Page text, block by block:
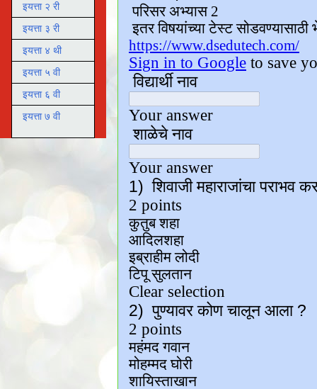
इयत्ता २ री
इयत्ता ३ री
इयत्ता ४ थी
इयत्ता ५ वी
इयत्ता ६ वी
इयत्ता ७ वी